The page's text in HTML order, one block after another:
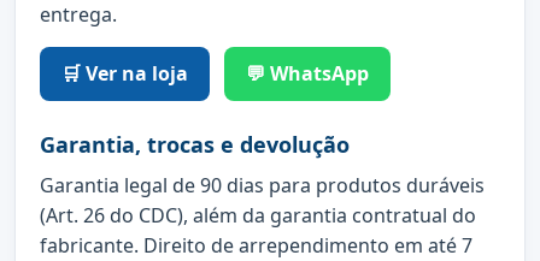
entrega.
🛒 Ver na loja 💬 WhatsApp
Garantia, trocas e devolução
Garantia legal de 90 dias para produtos duráveis
(Art. 26 do CDC), além da garantia contratual do
fabricante. Direito de arrependimento em até 7